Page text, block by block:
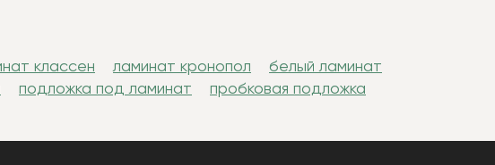
классен ламинат кронопол
белый ламинат
подложка под ламинат
пробковая подложка